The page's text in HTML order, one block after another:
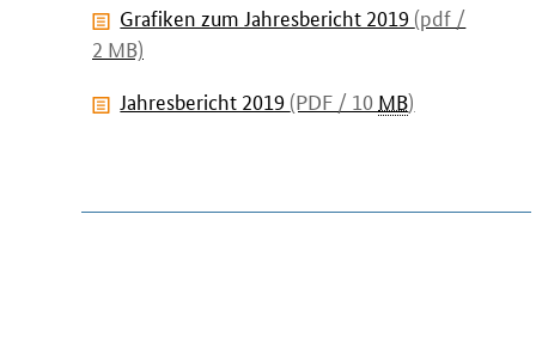
Grafiken zum Jahresbericht 2019 (pdf /
2 MB)
Jahresbericht 2019 (PDF / 10 MB)